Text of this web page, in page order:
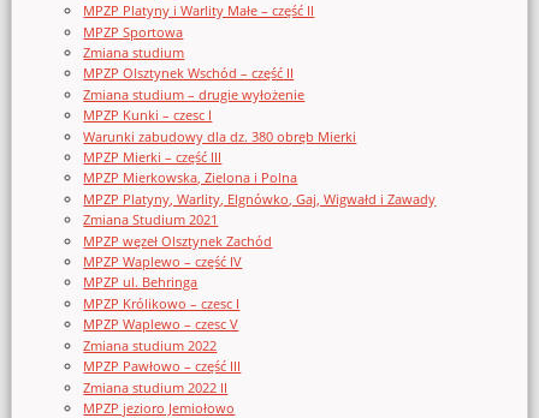
MPZP Platyny i Warlity Małe – część II
MPZP Sportowa
Zmiana studium
MPZP Olsztynek Wschód – część II
Zmiana studium – drugie wyłożenie
MPZP Kunki – czesc I
Warunki zabudowy dla dz. 380 obręb Mierki
MPZP Mierki – część III
MPZP Mierkowska, Zielona i Polna
MPZP Platyny, Warlity, Elgnówko, Gaj, Wigwałd i Zawady
Zmiana Studium 2021
MPZP węzeł Olsztynek Zachód
MPZP Waplewo – część IV
MPZP ul. Behringa
MPZP Królikowo – czesc I
MPZP Waplewo – czesc V
Zmiana studium 2022
MPZP Pawłowo – część III
Zmiana studium 2022 II
MPZP jezioro Jemiołowo